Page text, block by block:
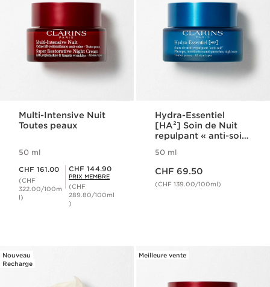
Multi-Intensive Nuit
Toutes peaux
50 ml
CHF 161.00
(CHF
322.00/100m
l)
Prix Sérénité CHF 144.90
CHF 144.90
PRIX MEMBRE
(CHF
289.80/100ml
)
Hydra-Essentiel
[HA²] Soin de Nuit
repulpant « anti-soif
50 ml
CHF 69.50
(CHF 139.00/100ml)
Nouveau
Recharge
Meilleure vente